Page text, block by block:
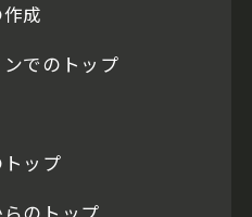
成
でのトップ
ップ